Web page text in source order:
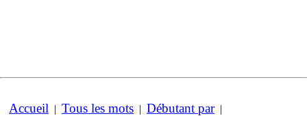
Accueil | Tous les mots | Débutant par|